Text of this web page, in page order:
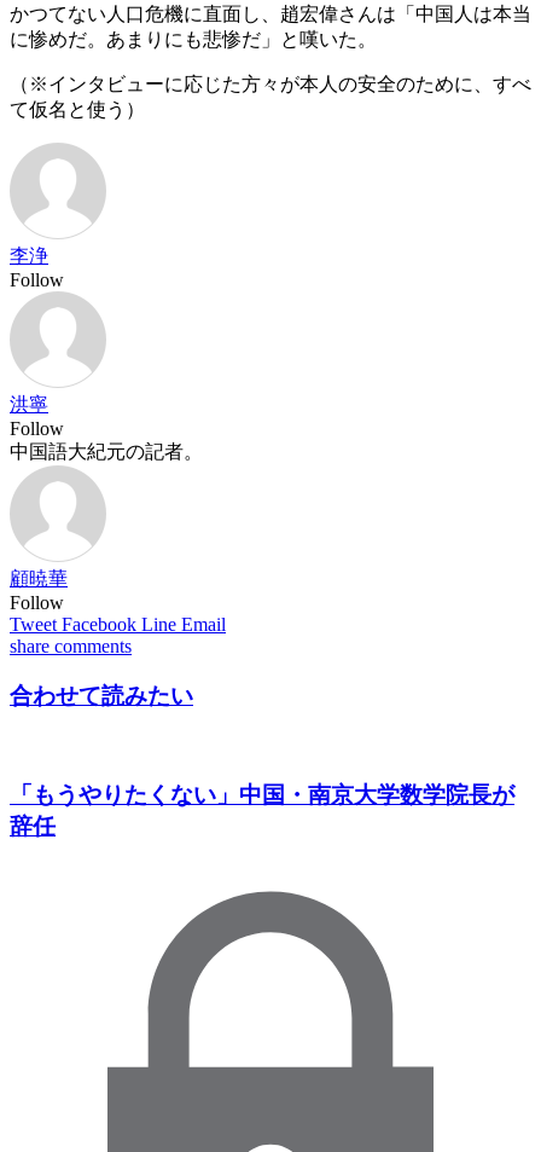
かつてない人口危機に直面し、趙宏偉さんは「中国人は本当
に惨めだ。あまりにも悲惨だ」と嘆いた。
（※インタビューに応じた方々が本人の安全のために、すべ
て仮名と使う）
李浄
Follow
洪寧
Follow
中国語大紀元の記者。
顧暁華
Follow
Tweet Facebook Line Email
share comments
合わせて読みたい
「もうやりたくない」中国・南京大学数学院長が
辞任